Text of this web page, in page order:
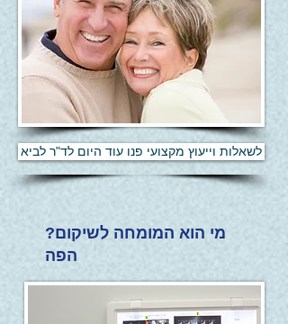
לשאלות וייעוץ מקצועי פנו עוד היום לד"ר לביא
?מי הוא המומחה לשיקום
הפה